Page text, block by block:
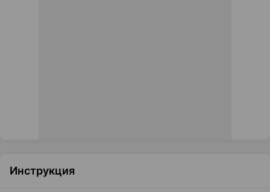
Инструкция